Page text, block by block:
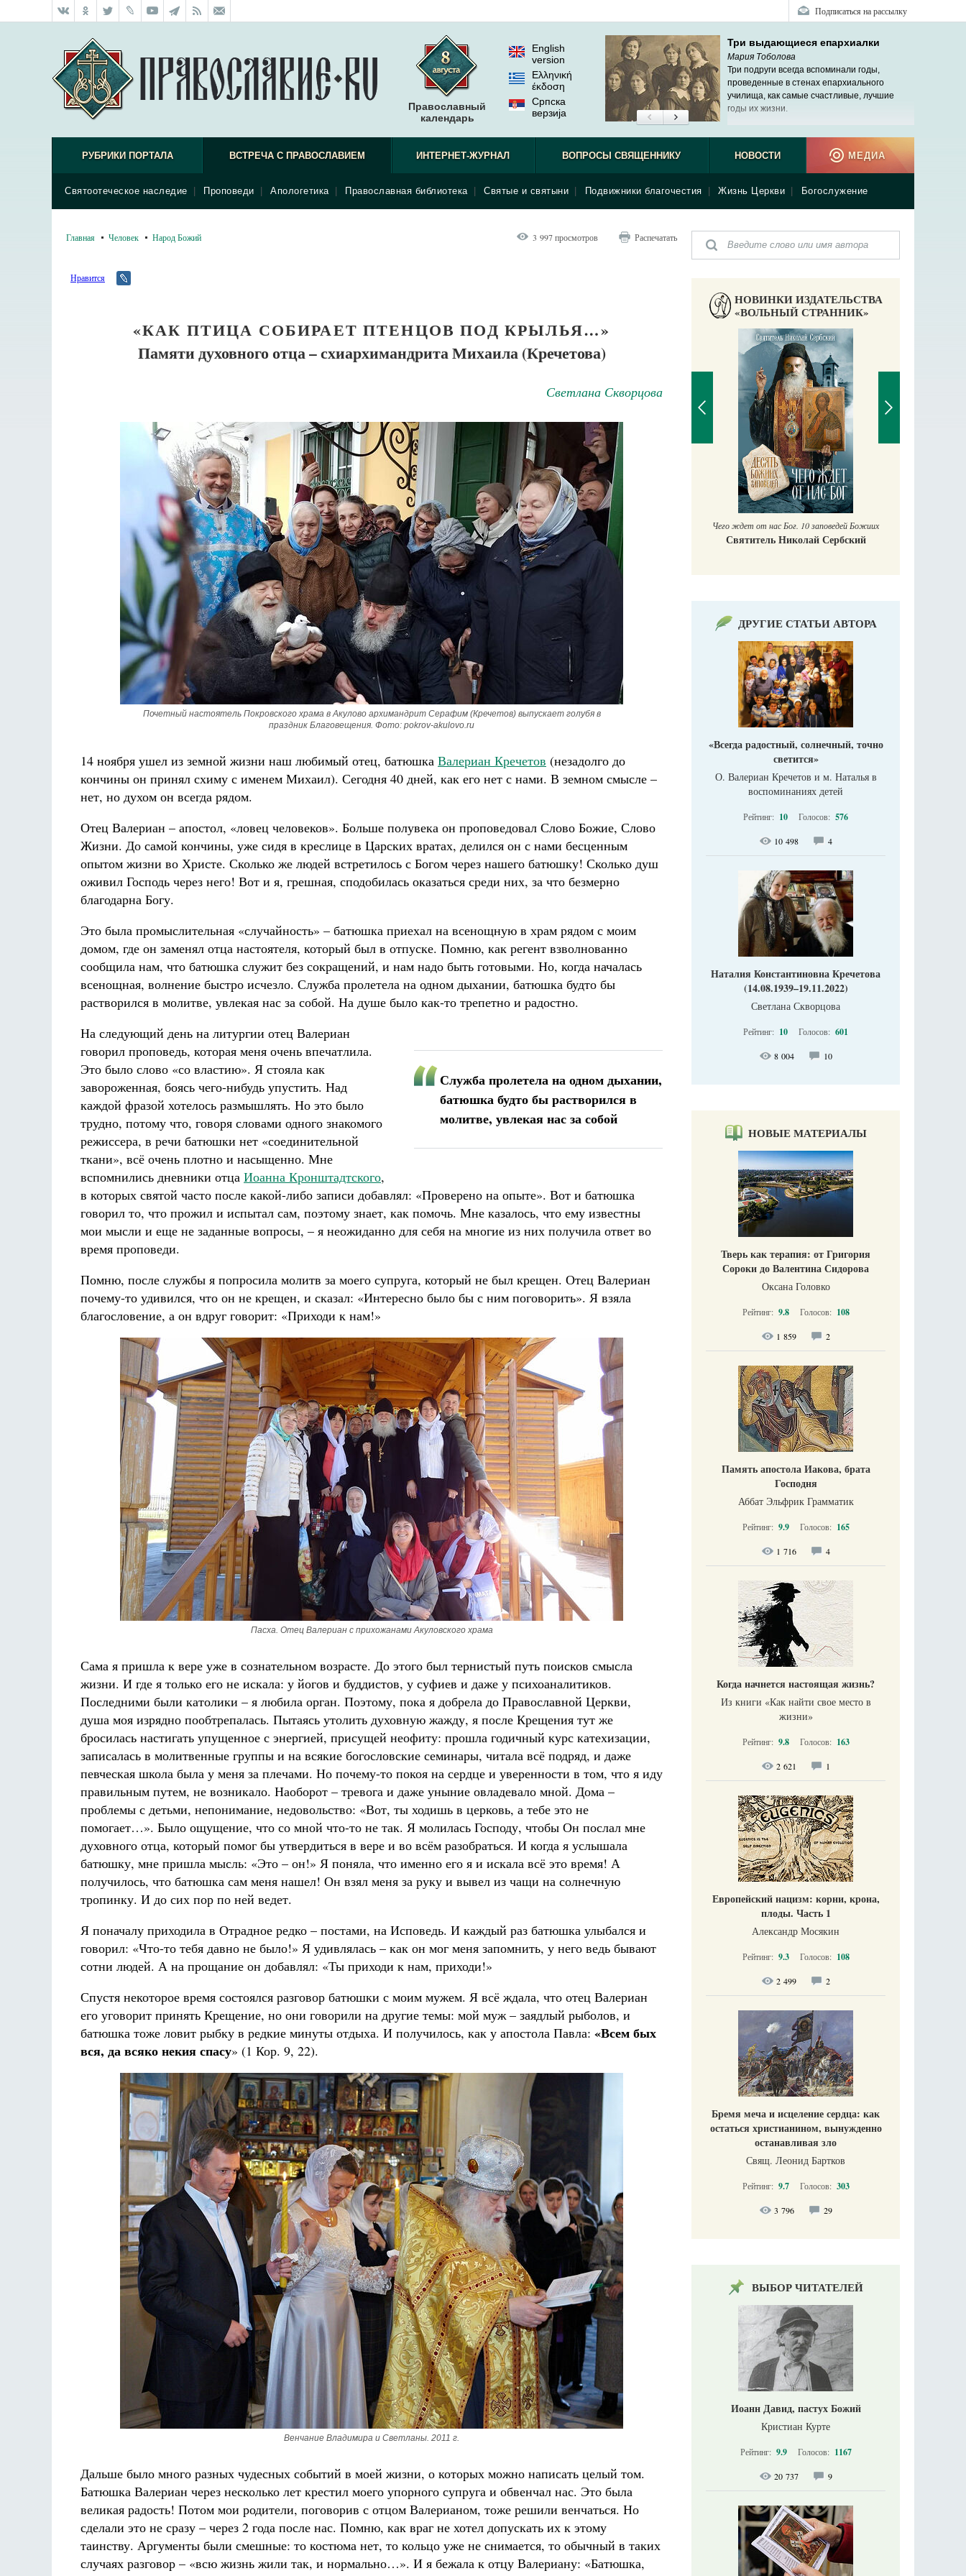
Подписаться на рассылку
Православный
календарь
English
version
Ελληνική
έκδοση
Српска
верзиjа
Три выдающиеся епархиалки
Мария Тоболова
Три подруги всегда вспоминали годы,
проведенные в стенах епархиального
училища, как самые счастливые, лучшие
годы их жизни.
РУБРИКИ ПОРТАЛА ВСТРЕЧА С ПРАВОСЛАВИЕМ
Святоотеческое наследие Проповеди Апологетика Православная библиотека Святые и святыни Подвижники благочестия Жизнь Церкви Богослужение
ИНТЕРНЕТ-ЖУРНАЛ ВОПРОСЫ СВЯЩЕННИКУ НОВОСТИ МЕДИА
Главная Человек Народ Божий 3 997 просмотров Распечатать
Нравится
«КАК ПТИЦА СОБИРАЕТ ПТЕНЦОВ ПОД КРЫЛЬЯ…»
Памяти духовного отца – схиархимандрита Михаила (Кречетова)
Светлана Скворцова
Почетный настоятель Покровского храма в Акулово архимандрит Серафим (Кречетов) выпускает голубя в
праздник Благовещения. Фото: pokrov-akulovo.ru
14 ноября ушел из земной жизни наш любимый отец, батюшка Валериан Кречетов (незадолго до
кончины он принял схиму с именем Михаил). Сегодня 40 дней, как его нет с нами. В земном смысле –
нет, но духом он всегда рядом.
Отец Валериан – апостол, «ловец человеков». Больше полувека он проповедовал Слово Божие, Слово
Жизни. До самой кончины, уже сидя в креслице в Царских вратах, делился он с нами бесценным
опытом жизни во Христе. Сколько же людей встретилось с Богом через нашего батюшку! Сколько душ
оживил Господь через него! Вот и я, грешная, сподобилась оказаться среди них, за что безмерно
благодарна Богу.
Это была промыслительная «случайность» – батюшка приехал на всенощную в храм рядом с моим
домом, где он заменял отца настоятеля, который был в отпуске. Помню, как регент взволнованно
сообщила нам, что батюшка служит без сокращений, и нам надо быть готовыми. Но, когда началась
всенощная, волнение быстро исчезло. Служба пролетела на одном дыхании, батюшка будто бы
растворился в молитве, увлекая нас за собой. На душе было как-то трепетно и радостно.
Служба пролетела на одном дыхании,
батюшка будто бы растворился в
молитве, увлекая нас за собой
На следующий день на литургии отец Валериан
говорил проповедь, которая меня очень впечатлила.
Это было слово «со властию». Я стояла как
завороженная, боясь чего-нибудь упустить. Над
каждой фразой хотелось размышлять. Но это было
трудно, потому что, говоря словами одного знакомого
режиссера, в речи батюшки нет «соединительной
ткани», всё очень плотно и насыщенно. Мне
вспомнились дневники отца Иоанна Кронштадтского,
в которых святой часто после какой-либо записи добавлял: «Проверено на опыте». Вот и батюшка
говорил то, что прожил и испытал сам, поэтому знает, как помочь. Мне казалось, что ему известны
мои мысли и еще не заданные вопросы, – я неожиданно для себя на многие из них получила ответ во
время проповеди.
Помню, после службы я попросила молитв за моего супруга, который не был крещен. Отец Валериан
почему-то удивился, что он не крещен, и сказал: «Интересно было бы с ним поговорить». Я взяла
благословение, а он вдруг говорит: «Приходи к нам!»
Пасха. Отец Валериан с прихожанами Акуловского храма
Сама я пришла к вере уже в сознательном возрасте. До этого был тернистый путь поисков смысла
жизни. И где я только его не искала: у йогов и буддистов, у суфиев и даже у психоаналитиков.
Последними были католики – я любила орган. Поэтому, пока я добрела до Православной Церкви,
душа моя изрядно пообтрепалась. Пытаясь утолить духовную жажду, я после Крещения тут же
бросилась настигать упущенное с энергией, присущей неофиту: прошла годичный курс катехизации,
записалась в молитвенные группы и на всякие богословские семинары, читала всё подряд, и даже
певческая школа была у меня за плечами. Но почему-то покоя на сердце и уверенности в том, что я иду
правильным путем, не возникало. Наоборот – тревога и даже уныние овладевало мной. Дома –
проблемы с детьми, непонимание, недовольство: «Вот, ты ходишь в церковь, а тебе это не
помогает…». Было ощущение, что со мной что-то не так. Я молилась Господу, чтобы Он послал мне
духовного отца, который помог бы утвердиться в вере и во всём разобраться. И когда я услышала
батюшку, мне пришла мысль: «Это – он!» Я поняла, что именно его я и искала всё это время! А
получилось, что батюшка сам меня нашел! Он взял меня за руку и вывел из чащи на солнечную
тропинку. И до сих пор по ней ведет.
Я поначалу приходила в Отрадное редко – постами, на Исповедь. И каждый раз батюшка улыбался и
говорил: «Что-то тебя давно не было!» Я удивлялась – как он мог меня запомнить, у него ведь бывают
сотни людей. А на прощание он добавлял: «Ты приходи к нам, приходи!»
Спустя некоторое время состоялся разговор батюшки с моим мужем. Я всё ждала, что отец Валериан
его уговорит принять Крещение, но они говорили на другие темы: мой муж – заядлый рыболов, и
батюшка тоже ловит рыбку в редкие минуты отдыха. И получилось, как у апостола Павла: «Всем бых
вся, да всяко некия спасу» (1 Кор. 9, 22).
Венчание Владимира и Светланы. 2011 г.
Дальше было много разных чудесных событий в моей жизни, о которых можно написать целый том.
Батюшка Валериан через несколько лет крестил моего упорного супруга и обвенчал нас. Это была
великая радость! Потом мои родители, поговорив с отцом Валерианом, тоже решили венчаться. Но
сделали это не сразу – через 2 года после нас. Помню, как враг не хотел допускать их к этому
таинству. Аргументы были смешные: то костюма нет, то кольцо уже не снимается, то обычный в таких
случаях разговор – «всю жизнь жили так, и нормально…». И я бежала к отцу Валериану: «Батюшка,
НОВИНКИ ИЗДАТЕЛЬСТВА
«ВОЛЬНЫЙ СТРАННИК»
Как найти своё место в жизни
Кирилл Мурышев
Великомученик Георгий Победоносец. Научись у
святого
Роман Котов Чего ждет от нас Бог. 10 заповедей Божиих
Святитель Николай Сербский
Православный мальчик
Екатерина Баканова
ДРУГИЕ СТАТЬИ АВТОРА
«Всегда радостный, солнечный, точно
светится»
О. Валериан Кречетов и м. Наталья в
воспоминаниях детей
Рейтинг: 10 Голосов: 576
10 498 4
Наталия Константиновна Кречетова
(14.08.1939–19.11.2022)
Светлана Скворцова
Рейтинг: 10 Голосов: 601
8 004 10
НОВЫЕ МАТЕРИАЛЫ
Тверь как терапия: от Григория
Сороки до Валентина Сидорова
Оксана Головко
Рейтинг: 9.8 Голосов: 108
1 859 2
Память апостола Иакова, брата
Господня
Аббат Эльфрик Грамматик
Рейтинг: 9.9 Голосов: 165
1 716 4
Когда начнется настоящая жизнь?
Из книги «Как найти свое место в
жизни​»
Рейтинг: 9.8 Голосов: 163
2 621 1
Европейский нацизм: корни, крона,
плоды. Часть 1
Александр Мосякин
Рейтинг: 9.3 Голосов: 108
2 499 2
Бремя меча и исцеление сердца: как
остаться христианином, вынужденно
останавливая зло
Свящ. Леонид Бартков
Рейтинг: 9.7 Голосов: 303
3 796 29
ВЫБОР ЧИТАТЕЛЕЙ
Иоанн Давид, пастух Божий
Кристиан Курте
Рейтинг: 9.9 Голосов: 1167
20 737 9